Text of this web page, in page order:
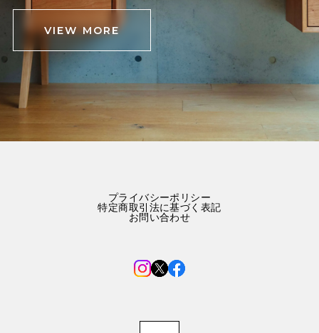
VIEW MORE
プライバシーポリシー
特定商取引法に基づく表記
お問い合わせ